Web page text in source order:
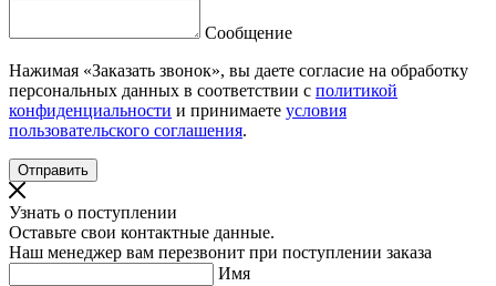
Сообщение
Нажимая «Заказать звонок», вы даете согласие на обработку
персональных данных в соответствии с политикой
конфиденциальности и принимаете условия
пользовательского соглашения.
Узнать о поступлении
Оставьте свои контактные данные.
Наш менеджер вам перезвонит при поступлении заказа
Имя